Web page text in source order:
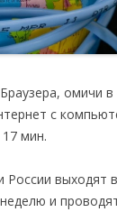
омичи
с
мин.
выходят
и